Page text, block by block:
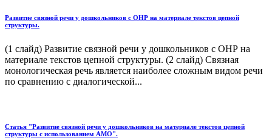
Развитие связной речи у дошкольников с ОНР на материале текстов цепной
структуры.
(1 слайд) Развитие связной речи у дошкольников с ОНР на
материале текстов цепной структуры. (2 слайд) Связная
монологическая речь является наиболее сложным видом речи
по сравнению с диалогической...
Статья "Развитие связной речи у дошкольников на материале текстов цепной
структуры с использованием АМО".